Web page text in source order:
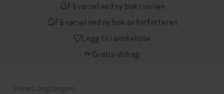
Få varsel ved ny bok i serien
Få varsel ved ny bok av forfatteren
Legg til i ønskeliste
Gratis utdrag
Stine Langtangen